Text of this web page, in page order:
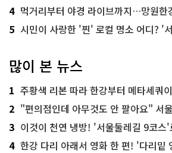
4 먹거리부터 야경 라이브까지…망원한
5 시민이 사랑한 '찐' 로컬 명소 어디? '서
많이 본 뉴스
1 주황색 리본 따라 한강부터 메타세쿼이아 숲길
2 "편의점인데 아무것도 안 팔아요" 서울에서 가
3 이것이 천연 냉방! '서울둘레길 9코스
4 한강 다리 아래서 영화 한 편! '다리밑